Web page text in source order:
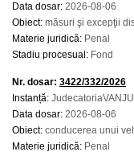
Data dosar: 2026-08-06
Obiect: măsuri şi excepţii
Materie juridică: Penal
Stadiu procesual: Fond
Nr. dosar: 3422/332/2026
Instanță:
Data dosar: 2026-08-06
Obiect: conducerea unui
Materie juridică: Penal